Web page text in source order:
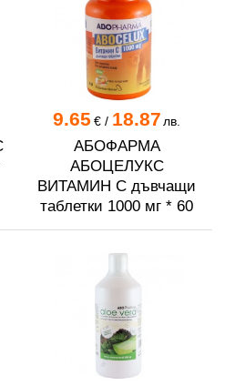
9.65 €/ 18.87 лв.
АБОФАРМА
АБОЦЕЛУКС
ВИТАМИН C дъвчащи
таблетки 1000 мг * 60